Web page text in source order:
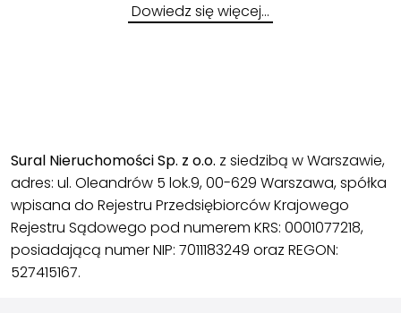
Dowiedz się więcej…
Sural Nieruchomości Sp. z o.o. z siedzibą w Warszawie,
adres: ul. Oleandrów 5 lok.9, 00-629 Warszawa, spółka
wpisana do Rejestru Przedsiębiorców Krajowego
Rejestru Sądowego pod numerem KRS: 0001077218,
posiadającą numer NIP: 7011183249 oraz REGON:
527415167.